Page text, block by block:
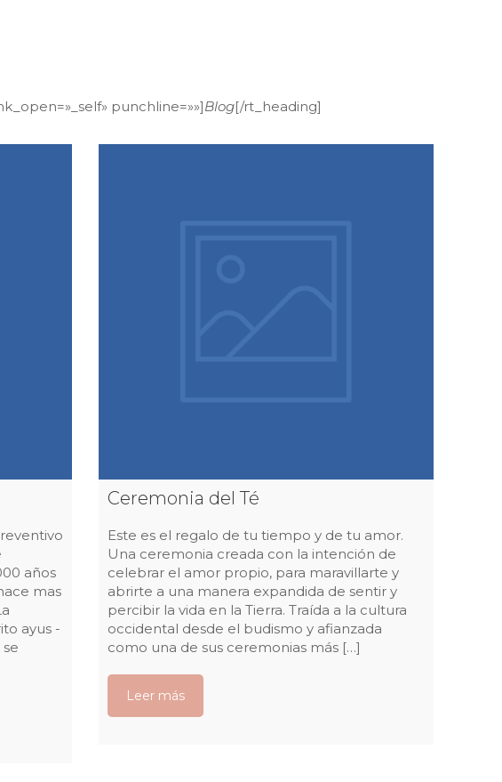
punchline=»»]Blog[/rt_heading]
años
mas
ayus -
Ceremonia del Té
Este es el regalo de tu tiempo y de tu amor.
Una ceremonia creada con la intención de
celebrar el amor propio, para maravillarte y
abrirte a una manera expandida de sentir y
percibir la vida en la Tierra. Traída a la cultura
occidental desde el budismo y afianzada
como una de sus ceremonias más […]
Leer más